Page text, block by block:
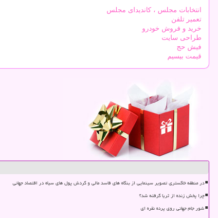
انتخابات مجلس ، کاندیدای مجلس
تعمیر تلفن
خرید و فروش خودرو
طراحی سایت
فیش حج
قیمت بیسیم
در منطقه خاکستری تصویر سینمایی از بنگاه های فاسد مالی و گردش پول های سیاه در اقتصاد جهانی
چرا پخش زنده از ثریا گرفته شد؟
شور جام جهانی روی پرده نقره ای